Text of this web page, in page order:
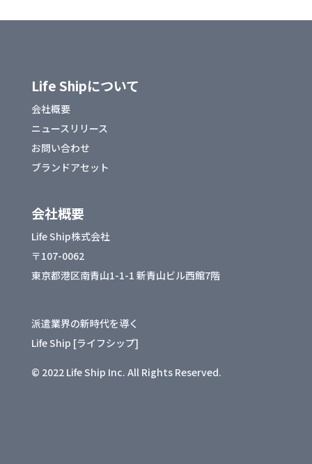
tee
o
Life Shipについて
会社概要
ニュースリリース
お問い合わせ
ブランドアセット
会社概要
Life Ship株式会社
〒107-0062
東京都港区南青山1-1-1 新青山ビル西館7階
派遣業界の新時代を導く
Life Ship [ライフシップ]
© 2022 Life Ship Inc. All Rights Reserved.